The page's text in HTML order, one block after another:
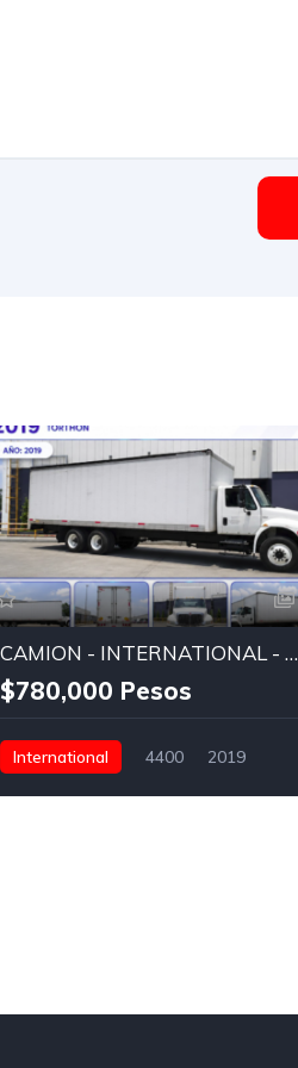
CAMION - INTERNATIONAL - CAJA SECA
$780,000 Pesos
International 4400
2019